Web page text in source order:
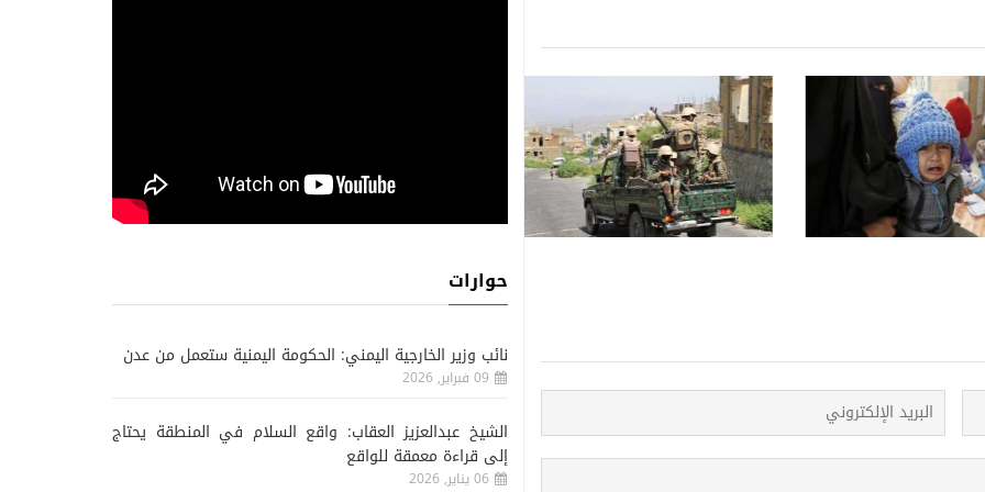
أخبار خاصة
06 اغسطس, 2026
يروجون أرقاماً لتبرئة
من تدمير
الحوثيون يكرّسون نهج الاستيلاء
على الأملاك العامة في إب
فرار المقاتلين يربك تصعيد
قادة الحوثيين يقلّصون
ويشددون إجراءات
حوارات
نائب وزير الخارجية اليمني: الحكومة اليمنية ستعمل من عدن
09 فبراير, 2026
الشيخ عبدالعزيز العقاب: واقع السلام في المنطقة يحتاج
إلى قراءة معمقة للواقع
06 يناير, 2026